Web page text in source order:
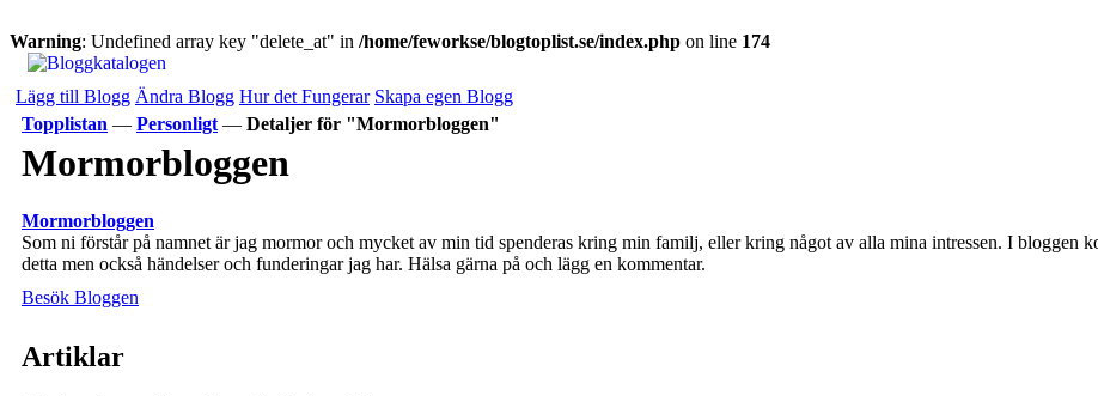
Warning: Undefined array key "delete_at" in /home/feworkse/blogtoplist.se/index.php on line 174
Lägg till Blogg Ändra Blogg Hur det Fungerar Skapa egen Blogg
Topplistan — Personligt — Detaljer för "Mormorbloggen"
Mormorbloggen
Mormorbloggen
Som ni förstår på namnet är jag mormor och mycket av min tid spenderas kring min familj, eller kring något av alla mina intressen. I bloggen
detta men också händelser och funderingar jag har. Hälsa gärna på och lägg en kommentar.
Besök Bloggen
Artiklar